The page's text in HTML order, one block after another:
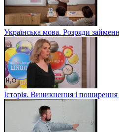
Українська мова. Розряди
Історія. Виникнення і поширення